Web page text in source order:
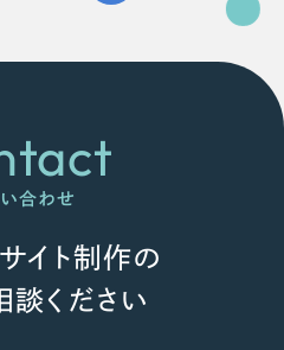
合わせ
イト制作の
談ください